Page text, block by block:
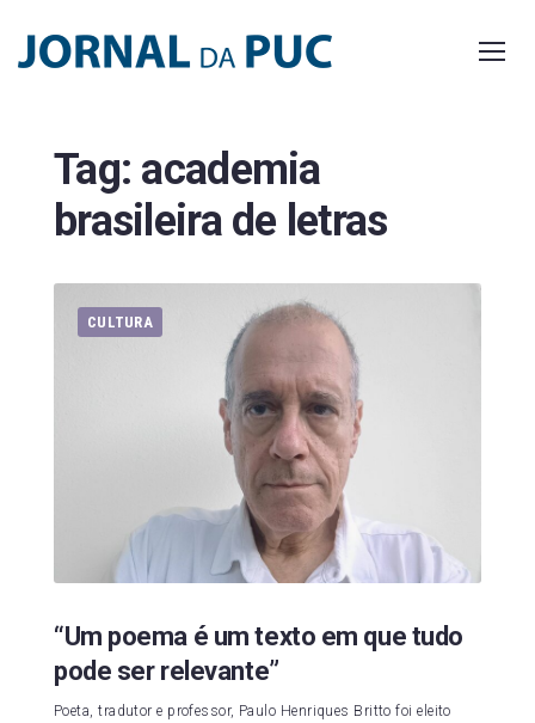
content
Tag: academia
brasileira de letras
CULTURA
“Um poema é um texto em que tudo
pode ser relevante”
Poeta, tradutor e professor, Paulo Henriques Britto foi eleito